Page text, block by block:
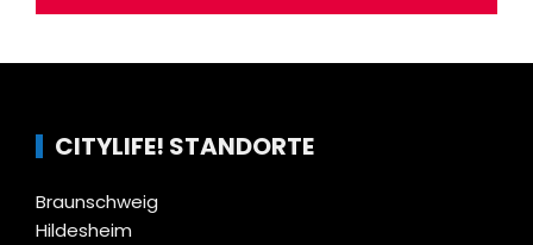
CITYLIFE! STANDORTE
Braunschweig
Hildesheim